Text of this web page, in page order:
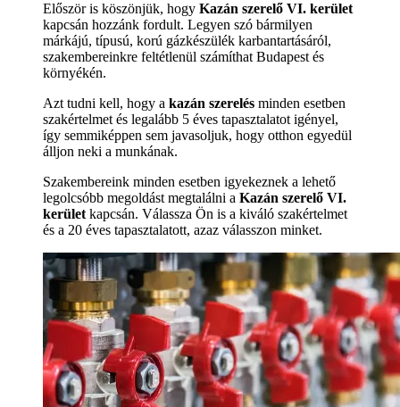
Először is köszönjük, hogy Kazán szerelő VI. kerület
kapcsán hozzánk fordult. Legyen szó bármilyen
márkájú, típusú, korú gázkészülék karbantartásáról,
szakembereinkre feltétlenül számíthat Budapest és
környékén.
Azt tudni kell, hogy a kazán szerelés minden esetben
szakértelmet és legalább 5 éves tapasztalatot igényel,
így semmiképpen sem javasoljuk, hogy otthon egyedül
álljon neki a munkának.
Szakembereink minden esetben igyekeznek a lehető
legolcsóbb megoldást megtalálni a Kazán szerelő VI.
kerület kapcsán. Válassza Ön is a kiváló szakértelmet
és a 20 éves tapasztalatott, azaz válasszon minket.